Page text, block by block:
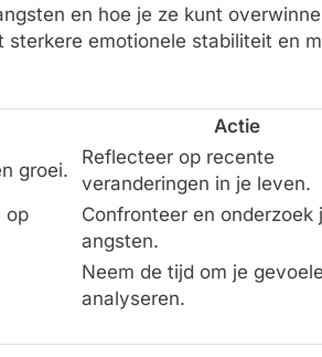
en hoe je ze kunt
emotionele stabiliteit en
Actie
groei.
Reflecteer op recente
veranderingen in je leven.
op
Confronteer en onderzoek
angsten.
Neem de tijd om je
analyseren.